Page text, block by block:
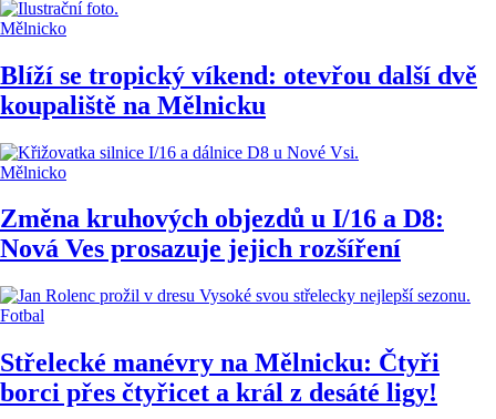
Mělnicko
Blíží se tropický víkend: otevřou další dvě
koupaliště na Mělnicku
Mělnicko
Změna kruhových objezdů u I/16 a D8:
Nová Ves prosazuje jejich rozšíření
Fotbal
Střelecké manévry na Mělnicku: Čtyři
borci přes čtyřicet a král z desáté ligy!